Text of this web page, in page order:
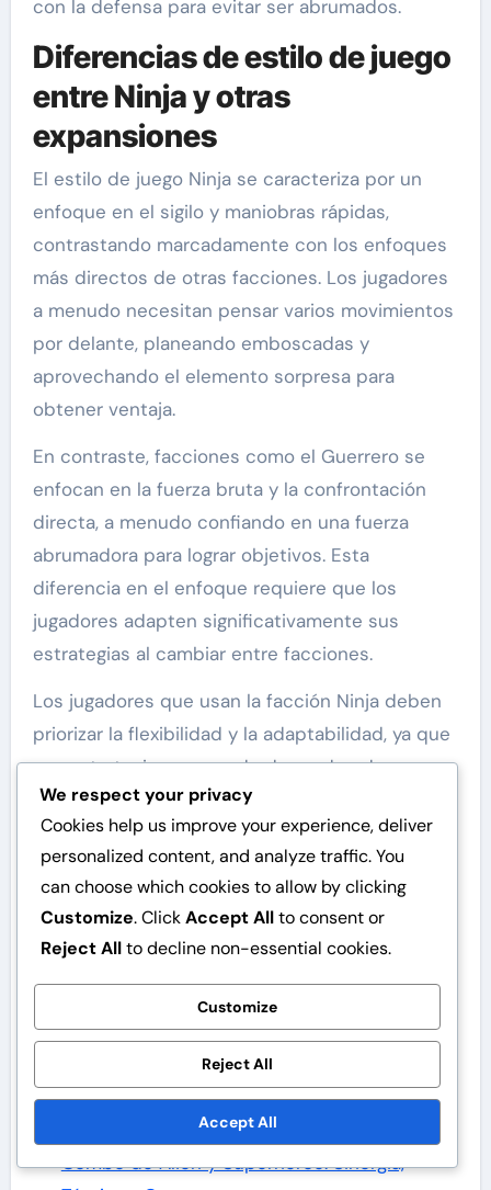
con la defensa para evitar ser abrumados.
Diferencias de estilo de juego
entre Ninja y otras
expansiones
El estilo de juego Ninja se caracteriza por un
enfoque en el sigilo y maniobras rápidas,
contrastando marcadamente con los enfoques
más directos de otras facciones. Los jugadores
a menudo necesitan pensar varios movimientos
por delante, planeando emboscadas y
aprovechando el elemento sorpresa para
obtener ventaja.
En contraste, facciones como el Guerrero se
enfocan en la fuerza bruta y la confrontación
directa, a menudo confiando en una fuerza
abrumadora para lograr objetivos. Esta
diferencia en el enfoque requiere que los
jugadores adapten significativamente sus
estrategias al cambiar entre facciones.
Los jugadores que usan la facción Ninja deben
priorizar la flexibilidad y la adaptabilidad, ya que
sus estrategias a menudo dependen de
explotar las debilidades de los oponentes. A
diferencia de otras facciones que pueden
beneficiarse de un enfoque directo y agresivo,
los Ninjas prosperan en la imprevisibilidad y la
fineza táctica.
Artículos relacionados
Ninja Facción: Fortalezas, Debilidades,
Facción de Dinosaurios Robots: Fortalezas,
Debilidades, Estrategias
Combo de Alien y Superhéroe: Sinergia,
We respect your privacy
Cookies help us improve your experience, deliver
personalized content, and analyze traffic. You
can choose which cookies to allow by clicking
Customize. ClickAccept Allto consent or
Reject Allto decline non-essential cookies.
Customize
Reject All
Accept All